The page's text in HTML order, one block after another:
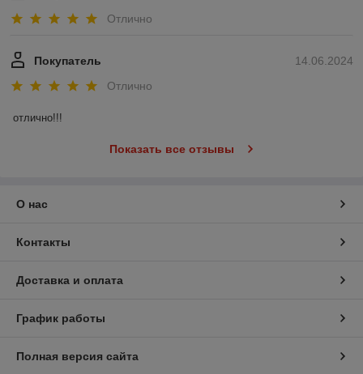
Отлично
14.06.2024
Покупатель
Отлично
отлично!!!
Показать все отзывы
О нас
Контакты
Доставка и оплата
График работы
Полная версия сайта